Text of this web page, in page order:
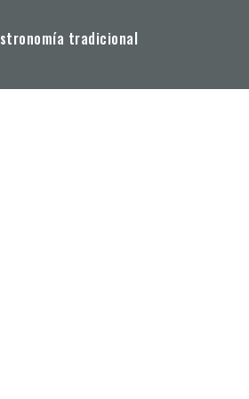
tradicional